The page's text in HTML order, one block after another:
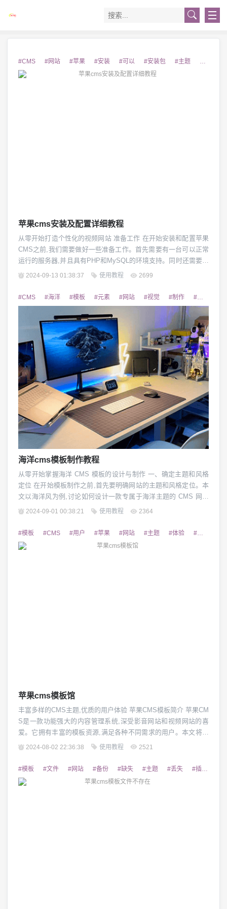
#CMS #网站 #苹果 #安装 #可以 #安装包 #主题 #需要
苹果cms安装及配置详细教程
从零开始打造个性化的视频网站 准备工作 在开始安装和配置苹果
CMS之前,我们需要做好一些准备工作。首先需要有一台可以正常
运行的服务器,并且具有PHP和MySQL的环境支持。同时还需要准
备好域名和虚拟主机,以确保网站能够正常访问。另外,下载最新版
S安装包之后,我们就可以开始安装了。首先需要将安装包解压缩
到服务器的网站根目...
2024-09-13 01:38:37 使用教程 2699
#CMS #海洋 #模板 #元素 #网站 #视觉 #制作 #主题
海洋cms模板制作教程
从零开始掌握海洋 CMS 模板的设计与制作 一、确定主题和风格
定位 在开始模板制作之前,首先要明确网站的主题和风格定位。本
文以海洋风为例,讨论如何设计一款专属于海洋主题的 CMS 网站
模板。我们需要梳理网站定位,确定色彩搭配、版式布局、图片素
S 系统 选择合适的 CMS 系统是模板制作的重要第一步。不同的
CMS 系统有...
2024-09-01 00:38:21 使用教程 2364
#模板 #CMS #用户 #苹果 #网站 #主题 #体验 #优质
苹果cms模板馆
丰富多样的CMS主题,优质的用户体验 苹果CMS模板简介 苹果CM
S是一款功能强大的内容管理系统,深受影音网站和视频网站的喜
爱。它拥有丰富的模板资源,满足各种不同需求的用户。本文将为
您介绍苹果CMS模板馆中精选的优质主题,帮助您轻松打造出专
风格出色的主题模板,无论是简约大气的风格,还是个性鲜明的配色,
都能为网站注入全新的...
2024-08-02 22:36:38 使用教程 2521
#模板 #文件 #网站 #备份 #缺失 #主题 #丢失 #插件